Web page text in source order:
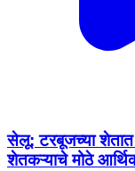
सेलू: टरबूजच्या शेतात
शेतकऱ्याचे मोठे